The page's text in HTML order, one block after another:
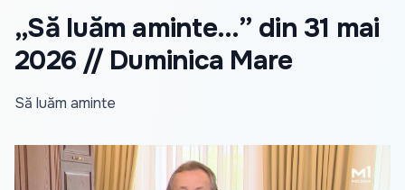
„Să luăm aminte...” din 31 mai
2026 // Duminica Mare
Să luăm aminte